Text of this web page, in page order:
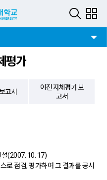
평가
고서
이전 자체평가 보
고서
(2007. 10. 17)
로 점검, 평가하여 그 결과를 공시